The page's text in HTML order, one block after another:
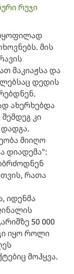
რუჯი
მის
მაკიაჟსა და
დედის
ახერხებდა
კი
მიიღო
დიადემა":
რათა
იდენმა
50 000
იყო როლი
მოჰყვა.